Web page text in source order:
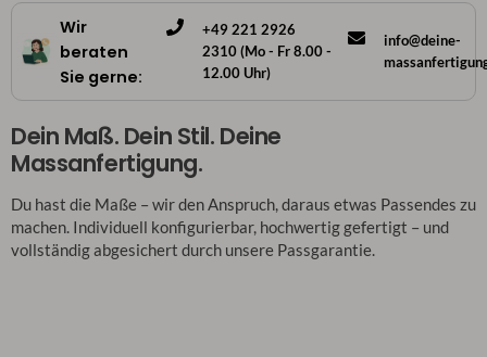
Wir
beraten
Sie gerne:
+49 221 2926
2310 (Mo - Fr 8.00 -
12.00 Uhr)
info@deine-
Dein Maß. Dein Stil. Deine
Massanfertigung.
Du hast die Maße – wir den Anspruch, daraus etwas Passendes zu
machen. Individuell konfigurierbar, hochwertig gefertigt – und
vollständig abgesichert durch unsere Passgarantie.